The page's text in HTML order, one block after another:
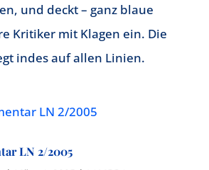
und deckt – ganz blaue
Kritiker mit Klagen ein. Die
indes auf allen Linien.
LN 2/2005